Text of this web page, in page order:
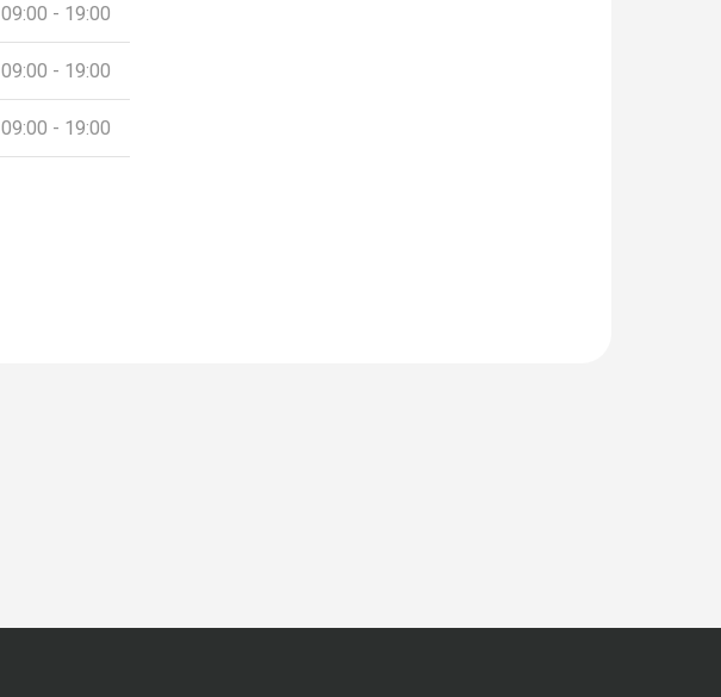
09:00 - 19:00
09:00 - 19:00
09:00 - 19:00